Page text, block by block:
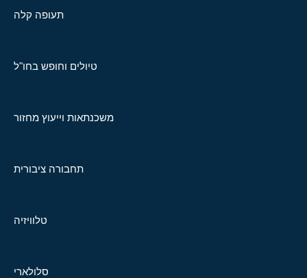
תעופה קלה
טיולים וחופש בחו"ל
משכנתאות וייעוץ מחזור
תחבורה ציבורית
טלוויזיה
סלולארי